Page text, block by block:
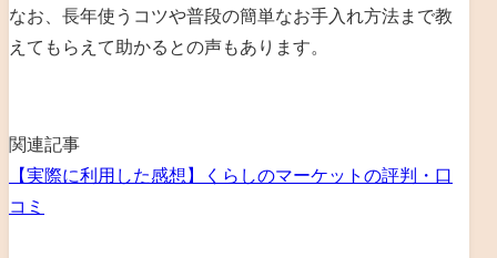
なお、長年使うコツや普段の簡単なお手入れ方法まで教
えてもらえて助かるとの声もあります。
関連記事
【実際に利用した感想】くらしのマーケットの評判・口
コミ